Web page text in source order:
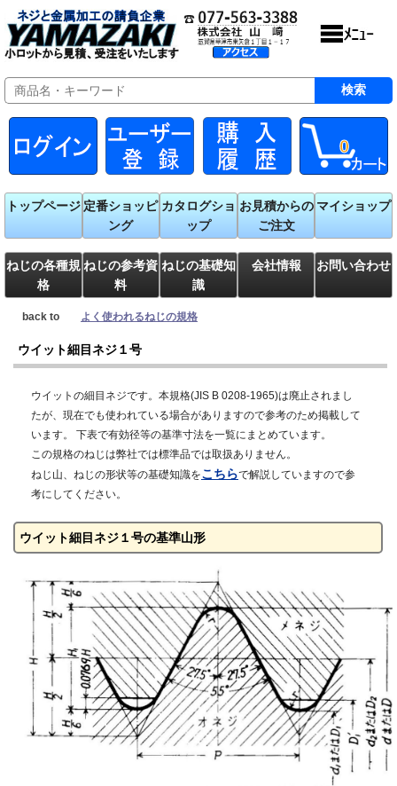
0
トップページ 定番ショッピ
ング
カタログショ
ップ
お見積からの
ご注文
マイショップ
ねじの各種規
格
ねじの参考資
料
ねじの基礎知
識
会社情報 お問い合わせ
back to よく使われるねじの規格
ウイット細目ネジ１号
ウイットの細目ネジです。本規格(JIS B 0208-1965)は廃止されまし
たが、現在でも使われている場合がありますので参考のため掲載して
います。 下表で有効径等の基準寸法を一覧にまとめています。
この規格のねじは弊社では標準品では取扱ありません。
ねじ山、ねじの形状等の基礎知識をこちらで解説していますので参
考にしてください。
ウイット細目ネジ１号の基準山形